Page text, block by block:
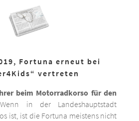
Fortuna erneut bei
vertreten
beim Motorradkorso für den
in der Landeshauptstadt
ist, ist die Fortuna meistens nicht